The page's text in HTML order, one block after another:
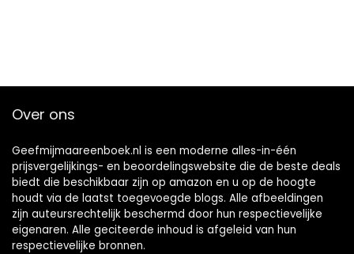
Over ons
Geefmijmaareenboek.nl is een moderne alles-in-één
prijsvergelijkings- en beoordelingswebsite die de beste deals
biedt die beschikbaar zijn op amazon en u op de hoogte
houdt via de laatst toegevoegde blogs. Alle afbeeldingen
zijn auteursrechtelijk beschermd door hun respectievelijke
eigenaren. Alle geciteerde inhoud is afgeleid van hun
respectievelijke bronnen.